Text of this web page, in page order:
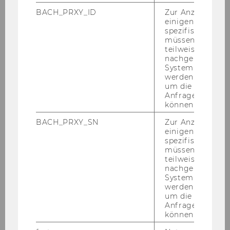
D5.3.062
Welthandelsplatz 1/D5/level3
Environmental inequality
BACH_PRXY_ID
Zur Anzeige von
einigen WU-
spezifischen
müssen
teilweise von
nachgelagerten
System
werden.
um die Antwort
Anfrage
können.
BACH_PRXY_SN
Zur Anzeige von
einigen WU-
spezifischen
müssen
teilweise von
nachgelagerten
System
werden.
um die Antwort
Anfrage
können.